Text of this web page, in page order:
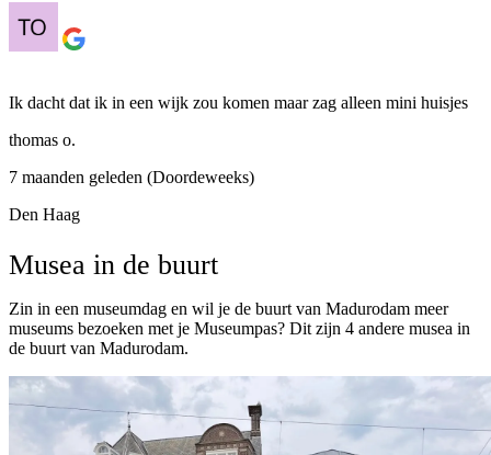
Ik dacht dat ik in een wijk zou komen maar zag alleen mini huisjes
thomas o.
7 maanden geleden (Doordeweeks)
Den Haag
Musea in de buurt
Zin in een museumdag en wil je de buurt van Madurodam meer
museums bezoeken met je Museumpas? Dit zijn 4 andere musea in
de buurt van Madurodam.